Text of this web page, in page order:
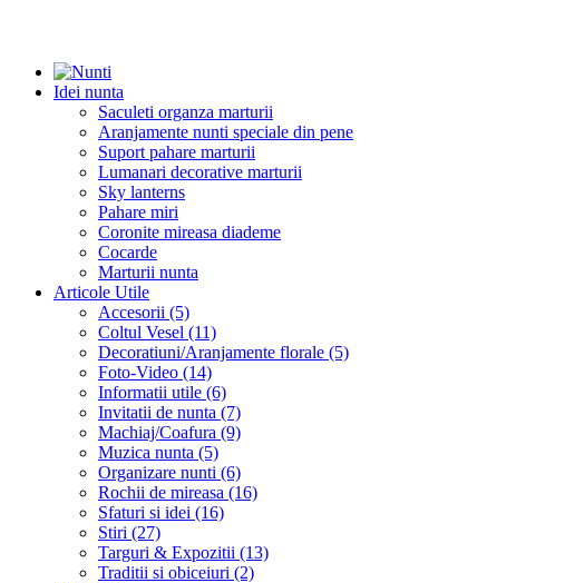
Idei nunta
Saculeti organza marturii
Aranjamente nunti speciale din pene
Suport pahare marturii
Lumanari decorative marturii
Sky lanterns
Pahare miri
Coronite mireasa diademe
Cocarde
Marturii nunta
Articole Utile
Accesorii (5)
Coltul Vesel (11)
Decoratiuni/Aranjamente florale (5)
Foto-Video (14)
Informatii utile (6)
Invitatii de nunta (7)
Machiaj/Coafura (9)
Muzica nunta (5)
Organizare nunti (6)
Rochii de mireasa (16)
Sfaturi si idei (16)
Stiri (27)
Targuri & Expozitii (13)
Traditii si obiceiuri (2)